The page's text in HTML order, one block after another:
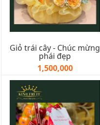
Giỏ trái cây - Chúc mừng
phái đẹp
1,500,000